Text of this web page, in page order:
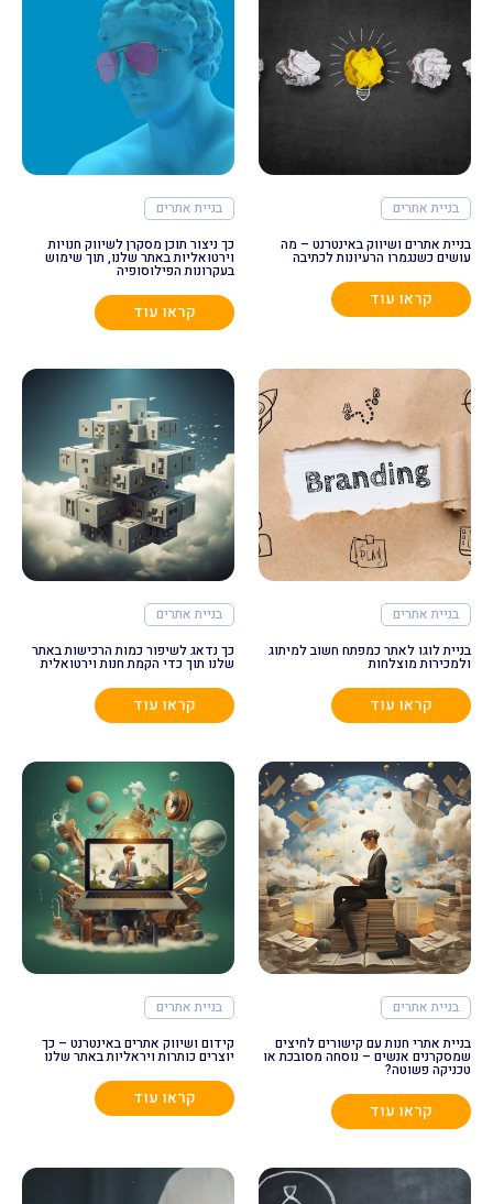
בניית אתרים
בניית אתרים ושיווק באינטרנט – מה
עושים כשנגמרו הרעיונות לכתיבה
קראו עוד
בניית אתרים
כך ניצור תוכן מסקרן לשיווק חנויות
וירטואליות באתר שלנו, תוך שימוש
בעקרונות הפילוסופיה
קראו עוד
בניית אתרים
בניית לוגו לאתר כמפתח חשוב למיתוג
ולמכירות מוצלחות
קראו עוד
בניית אתרים
כך נדאג לשיפור כמות הרכישות באתר
שלנו תוך כדי הקמת חנות וירטואלית
קראו עוד
בניית אתרים
בניית אתרי חנות עם קישורים לחיצים
שמסקרנים אנשים – נוסחה מסובכת או
טכניקה פשוטה?
קראו עוד
בניית אתרים
קידום ושיווק אתרים באינטרנט – כך
יוצרים כותרות ויראליות באתר שלנו
קראו עוד